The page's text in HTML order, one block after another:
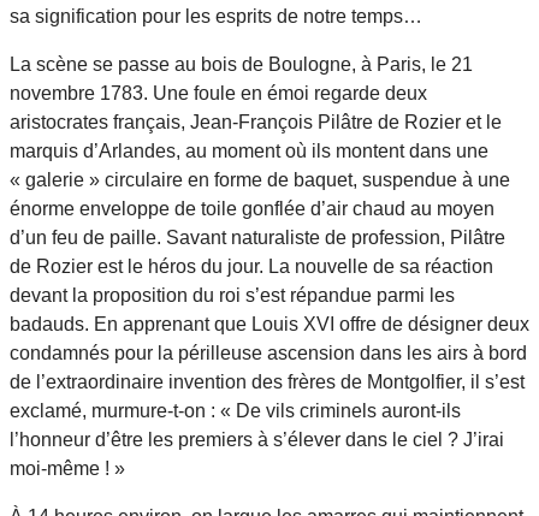
sa signification pour les esprits de notre temps…
La scène se passe au bois de Boulogne, à Paris, le 21
novembre 1783. Une foule en émoi regarde deux
aristocrates français, Jean-François Pilâtre de Rozier et le
marquis d’Arlandes, au moment où ils montent dans une
« galerie » circulaire en forme de baquet, suspendue à une
énorme enveloppe de toile gonflée d’air chaud au moyen
d’un feu de paille. Savant naturaliste de profession, Pilâtre
de Rozier est le héros du jour. La nouvelle de sa réaction
devant la proposition du roi s’est répandue parmi les
badauds. En apprenant que Louis XVI offre de désigner deux
condamnés pour la périlleuse ascension dans les airs à bord
de l’extraordinaire invention des frères de Montgolfier, il s’est
exclamé, murmure-t-on : « De vils criminels auront-ils
l’honneur d’être les premiers à s’élever dans le ciel ? J’irai
moi-même ! »